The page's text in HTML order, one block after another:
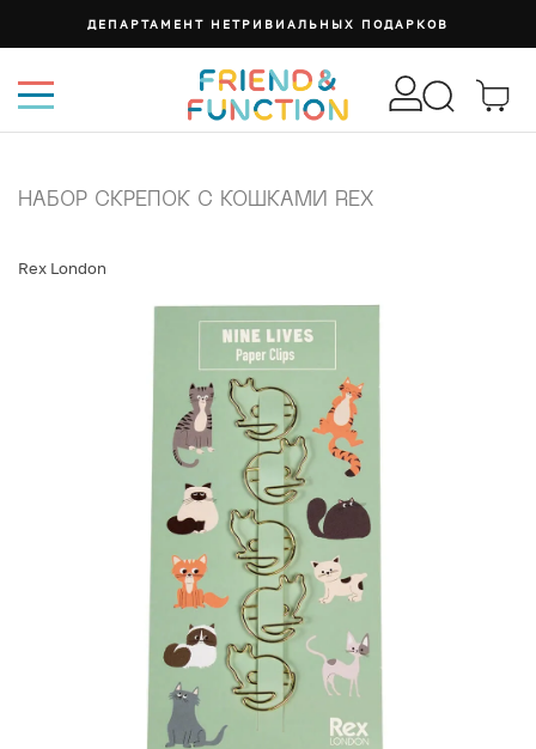
ДЕПАРТАМЕНТ НЕТРИВИАЛЬНЫХ ПОДАРКОВ
НАБОР СКРЕПОК С КОШКАМИ REX
Rex London